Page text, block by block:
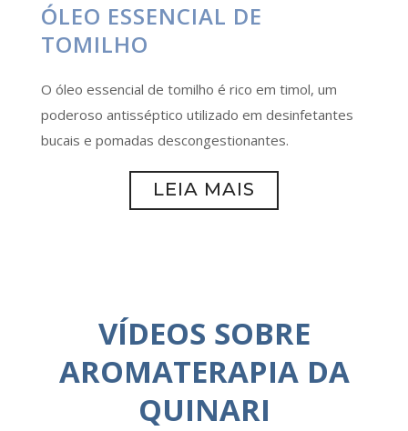
ÓLEO ESSENCIAL DE
TOMILHO
O óleo essencial de tomilho é rico em timol, um
poderoso antisséptico utilizado em desinfetantes
bucais e pomadas descongestionantes.
LEIA MAIS
VÍDEOS SOBRE
AROMATERAPIA DA
QUINARI